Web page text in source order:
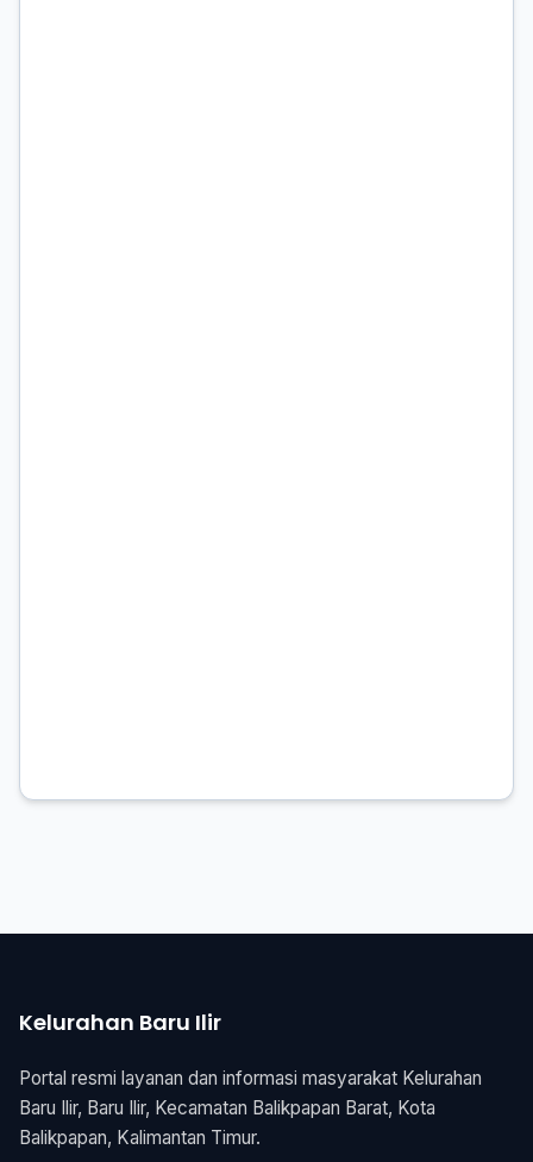
Kelurahan Baru Ilir
Portal resmi layanan dan informasi masyarakat Kelurahan
Baru Ilir, Baru Ilir, Kecamatan Balikpapan Barat, Kota
Balikpapan, Kalimantan Timur.